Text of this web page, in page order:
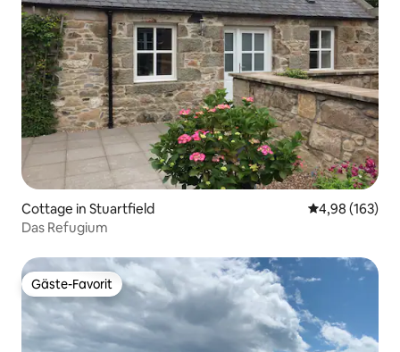
Cottage in Stuartfield
4,98 (163)
Das Refugium
Gäste-Favorit
Gäste-Favorit